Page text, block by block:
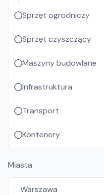
Sprzęt ogrodniczy
Sprzęt czyszczący
Maszyny budowlane
Infrastruktura
Transport
Kontenery
Miasta
Warszawa